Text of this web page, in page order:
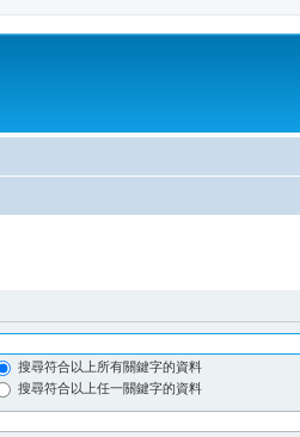
搜尋符合以上所有關鍵字的資料
搜尋符合以上任一關鍵字的資料